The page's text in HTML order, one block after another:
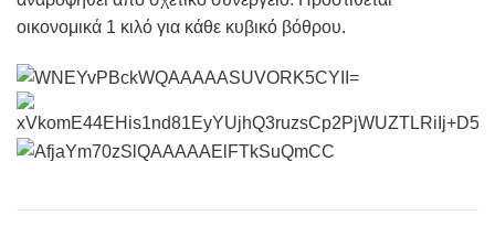
οικονομικά 1 κιλό για κάθε κυβικό βόθρου.